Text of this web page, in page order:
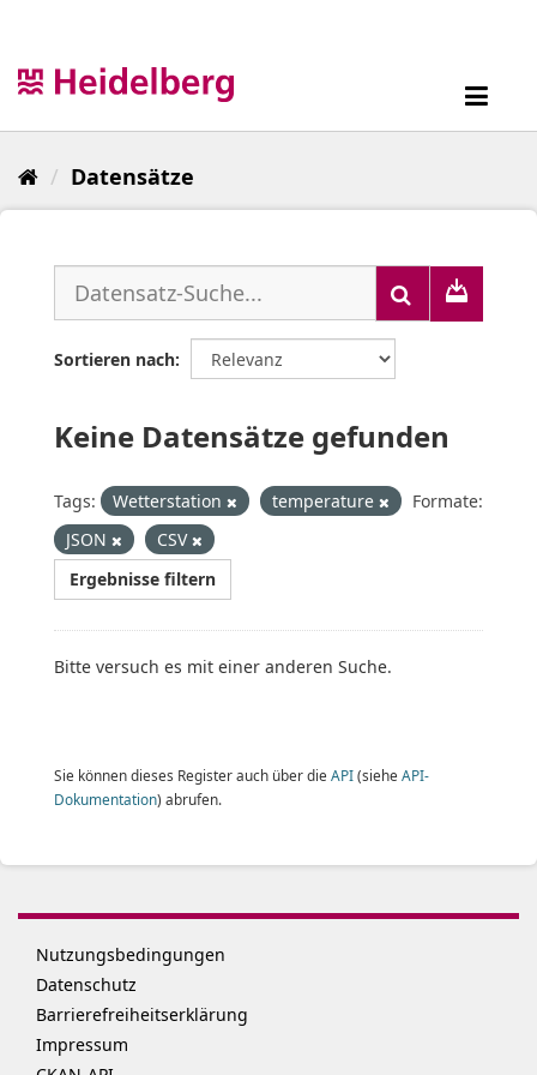
Datensätze
Sortieren nach
Keine Datensätze gefunden
Tags: Wetterstation temperature
Formate:
JSON
CSV
Ergebnisse filtern
Bitte versuch es mit einer anderen Suche.
Sie können dieses Register auch über die API(siehe API-
Dokumentation) abrufen.
Nutzungsbedingungen
Datenschutz
Barrierefreiheitserklärung
Impressum